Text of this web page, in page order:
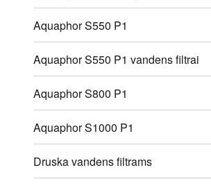
Aquaphor S550 P1
Aquaphor S550 P1 vandens filtrai
Aquaphor S800 P1
Aquaphor S1000 P1
Druska vandens filtrams